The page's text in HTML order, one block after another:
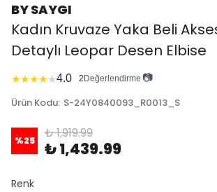
BY SAYGI
Kadın Kruvaze Yaka Beli
Detaylı Leopar Desen Elbise
★★★★★4.0 2 Değerlendirme 📷
Ürün Kodu: S-24Y0840093_R0013_S
%25 ₺ 1,919.99
₺ 1,439.99
Renk